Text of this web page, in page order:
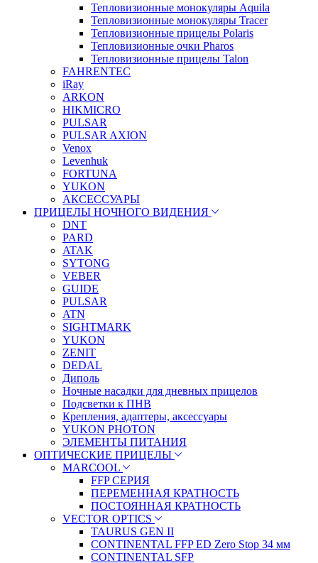
Тепловизионные монокуляры Aquila
Тепловизионные монокуляры Tracer
Тепловизионные прицелы Polaris
Тепловизионные очки Pharos
Тепловизионные прицелы Talon
FAHRENTEC
iRay
ARKON
HIKMICRO
PULSAR
PULSAR AXION
Venox
Levenhuk
FORTUNA
YUKON
АКСЕССУАРЫ
ПРИЦЕЛЫ НОЧНОГО ВИДЕНИЯ
DNT
PARD
ATAK
SYTONG
VEBER
GUIDE
PULSAR
ATN
SIGHTMARK
YUKON
ZENIT
DEDAL
Диполь
Ночные насадки для дневных прицелов
Подсветки к ПНВ
Крепления, адаптеры, аксессуары
YUKON PHOTON
ЭЛЕМЕНТЫ ПИТАНИЯ
ОПТИЧЕСКИЕ ПРИЦЕЛЫ
MARCOOL
FFP СЕРИЯ
ПЕРЕМЕННАЯ КРАТНОСТЬ
ПОСТОЯННАЯ КРАТНОСТЬ
VECTOR OPTICS
TAURUS GEN II
CONTINENTAL FFP ED Zero Stop 34 мм
CONTINENTAL SFP